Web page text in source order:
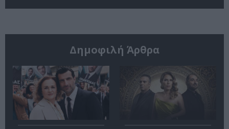
Δημοφιλή Άρθρα